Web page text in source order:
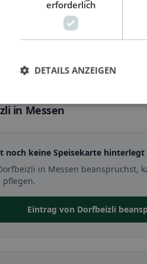
in Messen
noch keine Speisekarte hinterlegt
in Messen beanspruchst,
Eintrag von Dorfbeizli
erforderlich
DETAILS ANZEIGEN